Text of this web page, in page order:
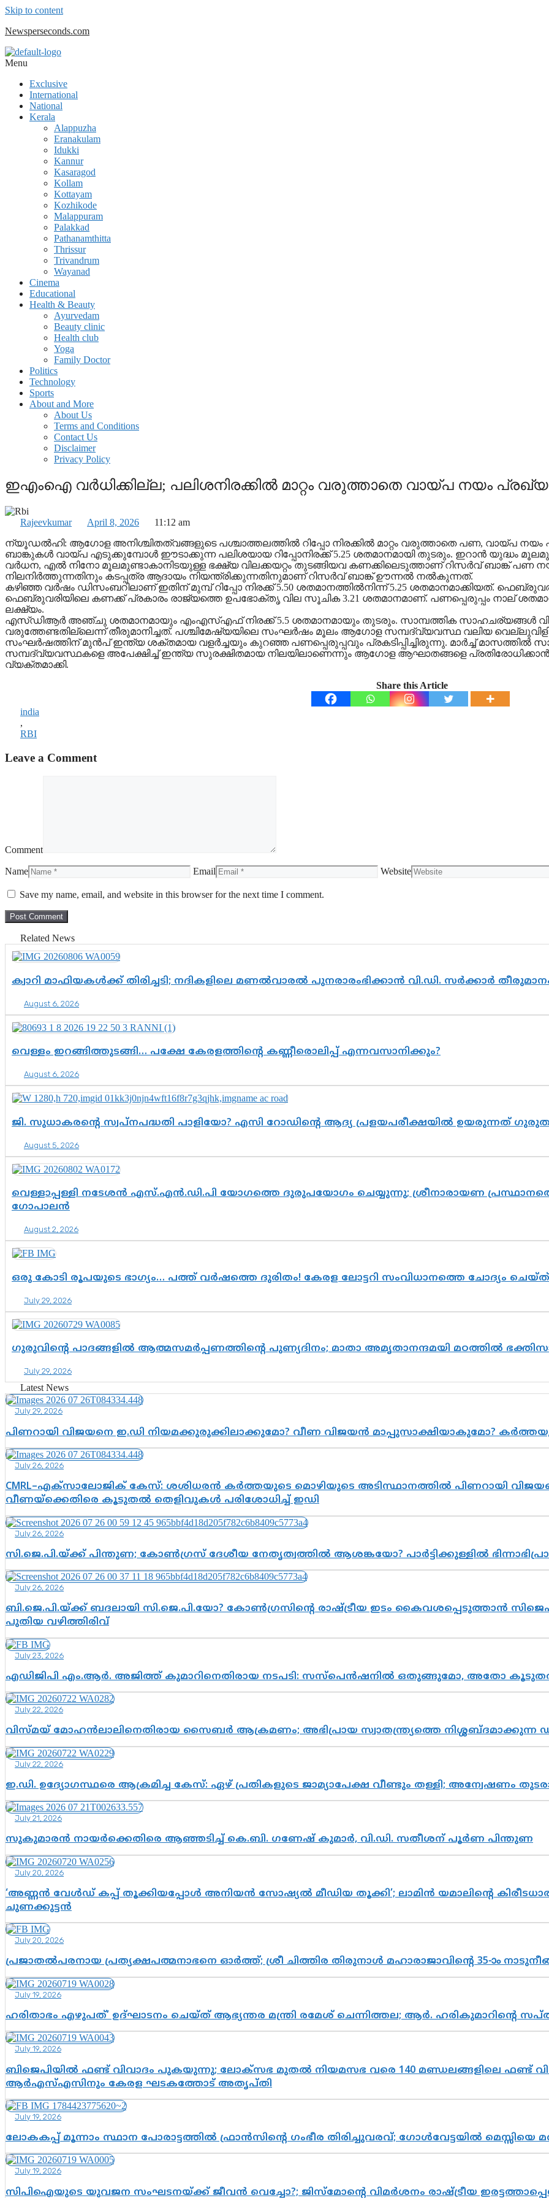
Skip to content
Newsperseconds.com
Menu
Exclusive
International
National
Kerala
Alappuzha
Eranakulam
Idukki
Kannur
Kasaragod
Kollam
Kottayam
Kozhikode
Malappuram
Palakkad
Pathanamthitta
Thrissur
Trivandrum
Wayanad
Cinema
Educational
Health & Beauty
Ayurvedam
Beauty clinic
Health club
Yoga
Family Doctor
Politics
Technology
Sports
About and More
About Us
Terms and Conditions
Contact Us
Disclaimer
Privacy Policy
ഇഎംഐ വര്‍ധിക്കില്ല; പലിശനിരക്കില്‍ മാറ്റം വരുത്താതെ വായ്പ നയം
Rajeevkumar April 8, 2026
11:12 am
ന്യൂഡല്‍ഹി: ആഗോള അനിശ്ചിതത്വങ്ങളുടെ പശ്ചാത്തലത്തില്‍ റിപ്പോ നിരക്കില്‍ മാറ്റം വരുത്താതെ പണ, വായ്പ നയം
ബാങ്കുകള്‍ വായ്പ എടുക്കുമ്പോള്‍ ഈടാക്കുന്ന പലിശയായ റിപ്പോനിരക്ക് 5.25 ശതമാനമായി തുടരും. ഇറാന്‍ യുദ്ധം
വര്‍ധന, എല്‍ നിനോ മൂലമുണ്ടാകാനിടയുള്ള ഭക്ഷ്യ വിലക്കയറ്റം തുടങ്ങിയവ കണക്കിലെടുത്താണ് റിസര്‍വ് ബാങ്ക് പണ
നിലനിര്‍ത്തുന്നതിനും കടപ്പത്ര ആദായം നിയന്ത്രിക്കുന്നതിനുമാണ് റിസര്‍വ് ബാങ്ക് ഊന്നല്‍ നല്‍കുന്നത്.
കഴിഞ്ഞ വര്‍ഷം ഡിസംബറിലാണ് ഇതിന് മുമ്പ് റിപ്പോ നിരക്ക് 5.50 ശതമാനത്തില്‍നിന്ന് 5.25 ശതമാനമാക്കിയത്.
ഫെബ്രുവരിയിലെ കണക്ക് പ്രകാരം രാജ്യത്തെ ഉപഭോക്തൃ വില സൂചിക 3.21 ശതമാനമാണ്. പണപ്പെരുപ്പം നാല്
ലക്ഷ്യം.
എസ്ഡിആര്‍ അഞ്ചു ശതമാനമായും എംഎസ്എഫ് നിരക്ക് 5.5 ശതമാനമായും തുടരും. സാമ്പത്തിക സാഹചര്യങ്ങള്‍
വരുത്തേണ്ടതില്ലെന്ന് തീരുമാനിച്ചത്. പശ്ചിമേഷ്യയിലെ സംഘര്‍ഷം മൂലം ആഗോള സമ്പദ്വ്യവസ്ഥ വലിയ
സംഘര്‍ഷത്തിന് മുന്‍പ് ഇന്ത്യ ശക്തമായ വളര്‍ച്ചയും കുറഞ്ഞ പണപ്പെരുപ്പവും പ്രകടിപ്പിച്ചിരുന്നു. മാര്‍ച്ച് മാസത്തില്‍
സമ്പദ്വ്യവസ്ഥകളെ അപേക്ഷിച്ച് ഇന്ത്യ സുരക്ഷിതമായ നിലയിലാണെന്നും ആഗോള ആഘാതങ്ങളെ
വ്യക്തമാക്കി.
Share this Article
india
,
RBI
Leave a Comment
Comment
Name Email Website
Save my name, email, and website in this browser for the next time I comment.
Related News
ക്വാറി മാഫിയകൾക്ക് തിരിച്ചടി; നദികളിലെ മണൽവാരൽ പുനരാരംഭിക്കാൻ വി.ഡി. സർക്കാർ
August 6, 2026
വെള്ളം ഇറങ്ങിത്തുടങ്ങി… പക്ഷേ കേരളത്തിന്റെ കണ്ണീരൊലിപ്പ് എന്നവസാനിക്കും?
August 6, 2026
ജി. സുധാകരന്റെ സ്വപ്നപദ്ധതി പാളിയോ? എസി റോഡിന്റെ ആദ്യ പ്രളയപരീക്ഷയിൽ ഉയരുന്നത്
August 5, 2026
വെള്ളാപ്പള്ളി നടേശൻ എസ്.എൻ.ഡി.പി യോഗത്തെ ദുരുപയോഗം ചെയ്യുന്നു; ശ്രീനാരായണ
ഗോപാലൻ
August 2, 2026
ഒരു കോടി രൂപയുടെ ഭാഗ്യം… പത്ത് വർഷത്തെ ദുരിതം! കേരള ലോട്ടറി സംവിധാനത്തെ ചോദ്യം
July 29, 2026
ഗുരുവിന്റെ പാദങ്ങളിൽ ആത്മസമർപ്പണത്തിന്റെ പുണ്യദിനം; മാതാ അമൃതാനന്ദമയി മഠത്തിൽ
July 29, 2026
Latest News
July 29, 2026
പിണറായി വിജയനെ ഇ.ഡി നിയമക്കുരുക്കിലാക്കുമോ? വീണ വിജയൻ മാപ്പുസാക്ഷിയാകുമോ?
July 26, 2026
CMRL–എക്‌സാലോജിക് കേസ്: ശശിധരൻ കർത്തയുടെ മൊഴിയുടെ അടിസ്ഥാനത്തിൽ പിണറായി
വീണയ്‌ക്കെതിരെ കൂടുതൽ തെളിവുകൾ പരിശോധിച്ച് ഇഡി
July 26, 2026
സി.ജെ.പി.യ്ക്ക് പിന്തുണ; കോൺഗ്രസ് ദേശീയ നേതൃത്വത്തിൽ ആശങ്കയോ? പാർട്ടിക്കുള്ളിൽ
July 26, 2026
ബി.ജെ.പി.യ്ക്ക് ബദലായി സി.ജെ.പി.യോ? കോൺഗ്രസിന്റെ രാഷ്ട്രീയ ഇടം കൈവശപ്പെടുത്താൻ
പുതിയ വഴിത്തിരിവ്
July 23, 2026
എഡിജിപി എം.ആർ. അജിത്ത് കുമാറിനെതിരായ നടപടി: സസ്പെൻഷനിൽ ഒതുങ്ങുമോ, അതോ
July 22, 2026
വിസ്മയ് മോഹൻലാലിനെതിരായ സൈബർ ആക്രമണം; അഭിപ്രായ സ്വാതന്ത്ര്യത്തെ നിശ്ശബ്ദമാക്കുന്ന
July 22, 2026
ഇ.ഡി. ഉദ്യോഗസ്ഥരെ ആക്രമിച്ച കേസ്: ഏഴ് പ്രതികളുടെ ജാമ്യാപേക്ഷ വീണ്ടും തള്ളി; അന്വേഷണം
July 21, 2026
സുകുമാരൻ നായർക്കെതിരെ ആഞ്ഞടിച്ച് കെ.ബി. ഗണേഷ് കുമാർ, വി.ഡി. സതീശന് പൂർണ പിന്തുണ
July 20, 2026
‘അണ്ണൻ വേൾഡ് കപ്പ് തൂക്കിയപ്പോൾ അനിയൻ സോഷ്യൽ മീഡിയ തൂക്കി’; ലാമിൻ യമാലിന്റെ
ചുണക്കുട്ടൻ
July 20, 2026
പ്രജാതൽപരനായ പ്രത്യക്ഷപത്മനാഭനെ ഓർത്ത്; ശ്രീ ചിത്തിര തിരുനാൾ മഹാരാജാവിന്റെ 35-ാം
July 19, 2026
ഹരിതാഭം എഴുപത്’ ഉദ്ഘാടനം ചെയ്ത് ആഭ്യന്തര മന്ത്രി രമേശ് ചെന്നിത്തല; ആർ.
July 19, 2026
ബിജെപിയിൽ ഫണ്ട് വിവാദം പുകയുന്നു; ലോക്സഭ മുതൽ നിയമസഭ വരെ 140 മണ്ഡലങ്ങളിലെ ഫണ്ട്
ആർഎസ്എസിനും കേരള ഘടകത്തോട് അതൃപ്തി
July 19, 2026
ലോകകപ്പ് മൂന്നാം സ്ഥാന പോരാട്ടത്തിൽ ഫ്രാൻസിന്റെ ഗംഭീര തിരിച്ചുവരവ്; ഗോൾവേട്ടയിൽ മെസ്സിയെ
July 19, 2026
സിപിഐയുടെ യുവജന സംഘടനയ്ക്ക് ജീവൻ വെച്ചോ?; ജിസ്മോന്റെ വിമർശനം രാഷ്ട്രീയ